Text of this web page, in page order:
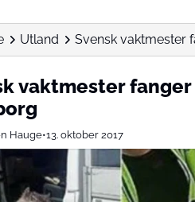
Utland Svensk vaktmester
vaktmester
Hauge•13. oktober 2017